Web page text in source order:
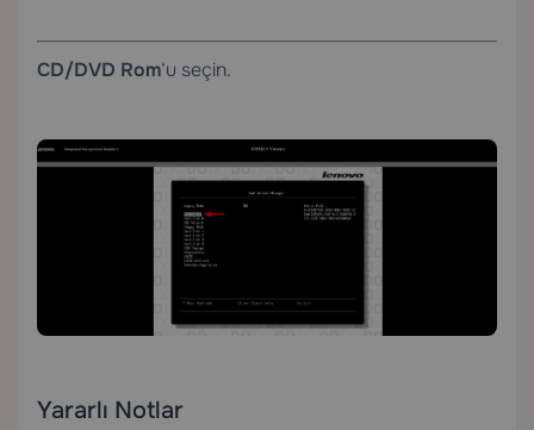
CD/DVD Rom‘u seçin.
Yararlı Notlar